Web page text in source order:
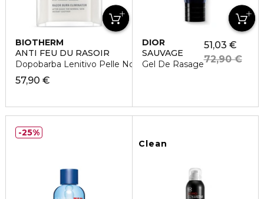
BIOTHERM
ANTI FEU DU RASOIR
Dopobarba Lenitivo Pelle Normale
57,90 €
DIOR
SAUVAGE
Gel De Rasage
51,03 €
72,90 €
25%
Clean